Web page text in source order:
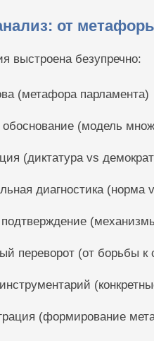
от
выстроена безупречно:
(метафора парламента)
обоснование (модель
(диктатура vs
диагностика (норма
переворот (от борьбы к
(формирование